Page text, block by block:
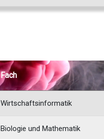
Fach
Wirtschafts­informatik
Biologie und Mathe­matik